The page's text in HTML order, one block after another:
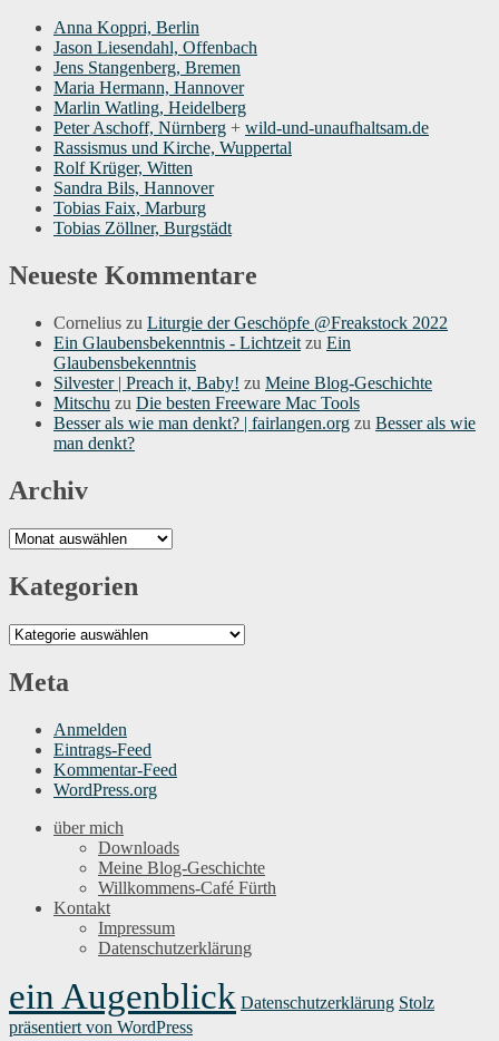
Anna Koppri, Berlin
Jason Liesendahl, Offenbach
Jens Stangenberg, Bremen
Maria Hermann, Hannover
Marlin Watling, Heidelberg
Peter Aschoff, Nürnberg + wild-und-unaufhaltsam.de
Rassismus und Kirche, Wuppertal
Rolf Krüger, Witten
Sandra Bils, Hannover
Tobias Faix, Marburg
Tobias Zöllner, Burgstädt
Neueste Kommentare
Cornelius zu Liturgie der Geschöpfe @Freakstock 2022
Ein Glaubensbekenntnis - Lichtzeit zu Ein
Glaubensbekenntnis
Silvester | Preach it, Baby! zu Meine Blog-Geschichte
Mitschu zu Die besten Freeware Mac Tools
Besser als wie man denkt? | fairlangen.org zu Besser als wie
man denkt?
Archiv
Archiv
Kategorien
Kategorien
Meta
Anmelden
Eintrags-Feed
Kommentar-Feed
WordPress.org
über mich
Downloads
Meine Blog-Geschichte
Willkommens-Café Fürth
Kontakt
Impressum
Datenschutzerklärung
ein Augenblick Datenschutzerklärung Stolz
präsentiert von WordPress